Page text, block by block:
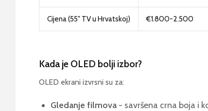
Cijena (55" TV u Hrvatskoj) €1.800-2.500
Kada je OLED bolji izbor?
OLED ekrani izvrsni su za:
Gledanje filmova - savršena crna boja i